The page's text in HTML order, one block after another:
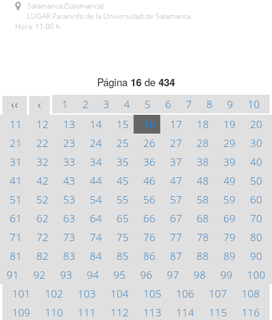
Salamanca (Salamanca)
LUGAR Paraninfo de la Universidad de Salamanca
Hora: 11:00 h.
Página 16 de 434
<< < 1 2 3 4 5 6 7 8 9
10
11
12 13 14 15 16 17 18 19
20
21
22 23 24 25 26 27 28 29
30
31
32 33 34 35 36 37 38 39
40
41
42 43 44 45 46 47 48 49
50
51
52 53 54 55 56 57 58 59
60
61
62 63 64 65 66 67 68 69
70
71
72 73 74 75 76 77 78 79
80
81
82 83 84 85 86 87 88 89
90
91
92 93 94 95 96 97 98 99
100
101
102 103 104 105 106 107
108
109
110 111 112 113 114 115
116